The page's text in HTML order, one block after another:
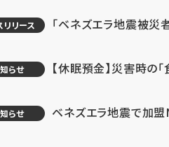
リリース 「ベネズエラ地震被災
らせ 【休眠預金】災害時の
らせ ベネズエラ地震で加